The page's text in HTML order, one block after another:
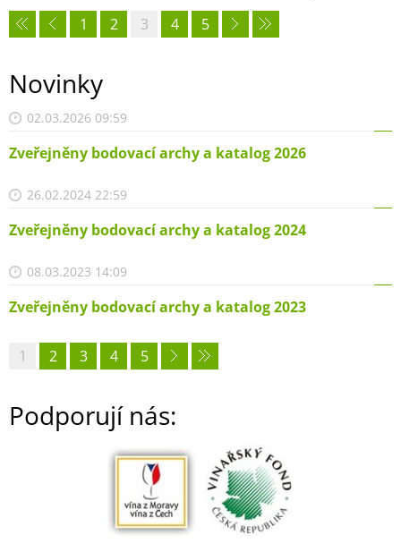
1
2 3 4 5
Novinky
02.03.2026 09:59
Zveřejněny bodovací archy a katalog 2026
26.02.2024 22:59
Zveřejněny bodovací archy a katalog 2024
08.03.2023 14:09
Zveřejněny bodovací archy a katalog 2023
1 2 3 4 5
Podporují nás: